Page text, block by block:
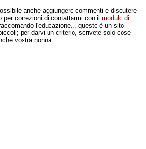
anche aggiungere commenti e discutere
per correzioni di contattarmi con il modulo di
l'educazione... questo è un sito
per darvi un criterio, scrivete solo cose
vostra nonna.